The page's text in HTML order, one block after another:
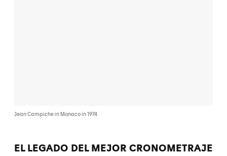
Jean Campiche in Monaco in 1974
EL LEGADO DEL MEJOR CRONOMETRAJE